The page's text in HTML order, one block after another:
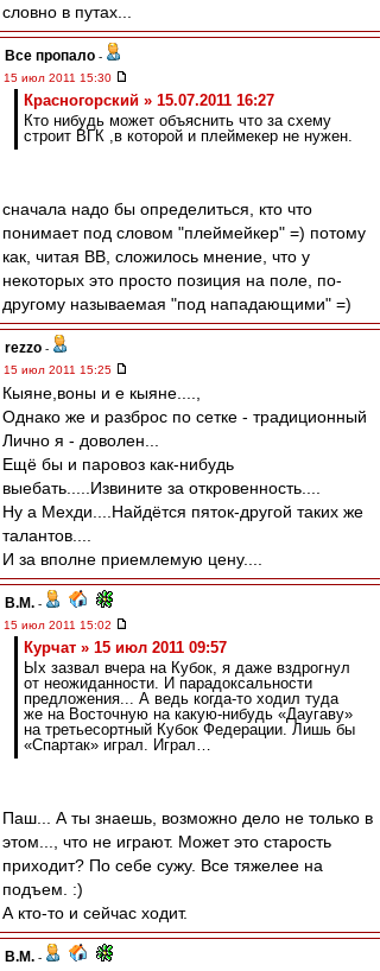
словно в путах...
Все пропало -
15 июл 2011 15:30
Красногорский » 15.07.2011 16:27
Кто нибудь может объяснить что за схему
строит ВГК ,в которой и плеймекер не нужен.
сначала надо бы определиться, кто что
понимает под словом "плеймейкер" =) потому
как, читая ВВ, сложилось мнение, что у
некоторых это просто позиция на поле, по-
другому называемая "под нападающими" =)
rezzo -
15 июл 2011 15:25
Кыяне,воны и е кыяне....,
Однако же и разброс по сетке - традиционный
Лично я - доволен...
Ещё бы и паровоз как-нибудь
выебать.....Извините за откровенность....
Ну а Мехди....Найдётся пяток-другой таких же
талантов....
И за вполне приемлемую цену....
В.М. -
15 июл 2011 15:02
Курчат » 15 июл 2011 09:57
Ых зазвал вчера на Кубок, я даже вздрогнул
от неожиданности. И парадоксальности
предложения... А ведь когда-то ходил туда
же на Восточную на какую-нибудь «Даугаву»
на третьесортный Кубок Федерации. Лишь бы
«Спартак» играл. Играл…
Паш... А ты знаешь, возможно дело не только в
этом..., что не играют. Может это старость
приходит? По себе сужу. Все тяжелее на
подъем. :)
А кто-то и сейчас ходит.
В.М. -